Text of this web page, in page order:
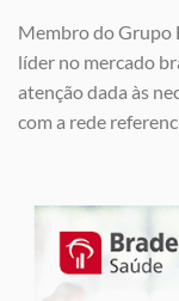
Membro do Grupo
líder no mercado
atenção dada às
com a rede